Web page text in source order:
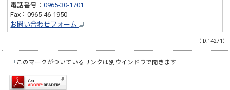
電話番号：0965-30-1701
Fax：0965-46-1950
お問い合わせフォーム
（ID:14271）
このマークがついているリンクは別ウインドウで開きます